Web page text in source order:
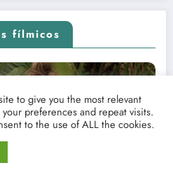
fílmicos
o la arqueología de una
to give you the most relevant
preferences and repeat visits.
to the use of ALL the cookies.